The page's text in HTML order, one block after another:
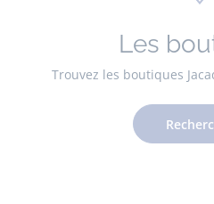
Les
Trouvez les boutiques